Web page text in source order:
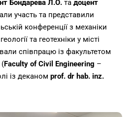
Бондарева Л.О. та доцент
участь та представили
конференції з механіки
та геотехніки у місті
співпрацю із факультетом
(Faculty of Civil Engineering –
із деканом prof. dr hab. inz.